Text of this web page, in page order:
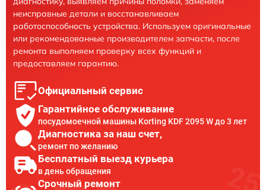
неисправные детали и восстанавливаем
работоспособность устройства. Используем оригинальные
или рекомендованные производителем запчасти, после
ремонта выполняем проверку всех функций и
предоставляем гарантию.
Официальный сервис
Гарантийное обслуживание
посудомоечной машины Korting KDF 2095 W до 3 лет
Диагностика за наш счет,
ремонт по желанию
Бесплатный выезд курьера
в день обращения
Срочный ремонт